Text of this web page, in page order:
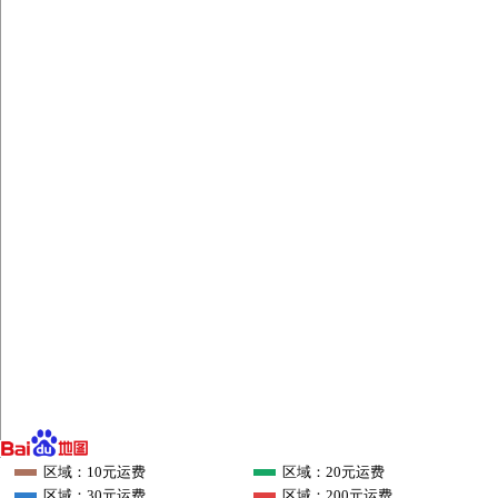
区域：10元运费
区域：20元运费